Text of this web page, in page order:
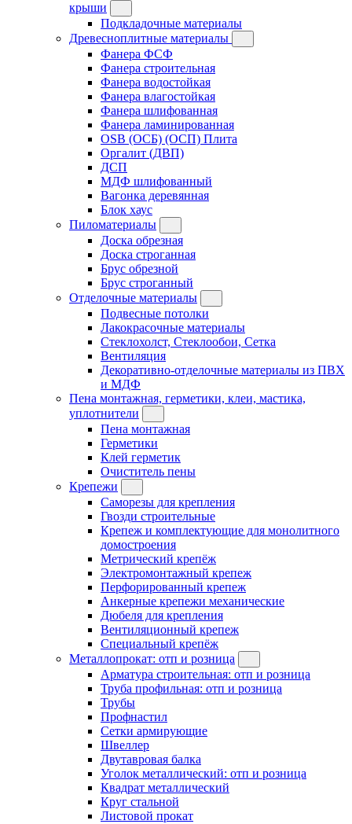
крыши
Подкладочные материалы
Древесноплитные материалы
Фанера ФСФ
Фанера строительная
Фанера водостойкая
Фанера влагостойкая
Фанера шлифованная
Фанера ламинированная
OSB (ОСБ) (ОСП) Плита
Оргалит (ДВП)
ДСП
МДФ шлифованный
Вагонка деревянная
Блок хаус
Пиломатериалы
Доска обрезная
Доска строганная
Брус обрезной
Брус строганный
Отделочные материалы
Подвесные потолки
Лакокрасочные материалы
Стеклохолст, Стеклообои, Сетка
Вентиляция
Декоративно-отделочные материалы из ПВХ
и МДФ
Пена монтажная, герметики, клеи, мастика,
уплотнители
Пена монтажная
Герметики
Клей герметик
Очиститель пены
Крепежи
Саморезы для крепления
Гвозди строительные
Крепеж и комплектующие для монолитного
домостроения
Метрический крепёж
Электромонтажный крепеж
Перфорированный крепеж
Анкерные крепежи механические
Дюбеля для крепления
Вентиляционный крепеж
Специальный крепёж
Металлопрокат: отп и розница
Арматура строительная: отп и розница
Труба профильная: отп и розница
Трубы
Профнастил
Сетки армирующие
Швеллер
Двутавровая балка
Уголок металлический: отп и розница
Квадрат металлический
Круг стальной
Листовой прокат